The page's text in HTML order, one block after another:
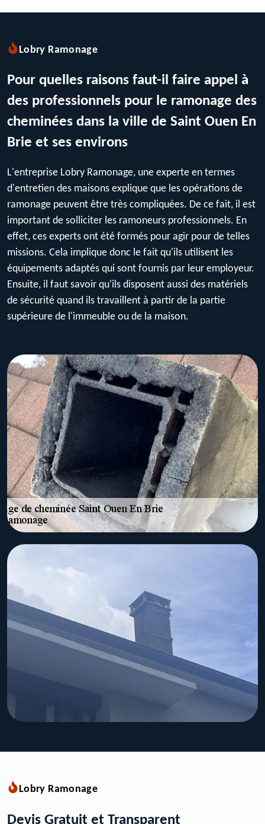
Lobry Ramonage
Pour quelles raisons faut-il faire appel à
des professionnels pour le ramonage des
cheminées dans la ville de Saint Ouen En
Brie et ses environs
L'entreprise Lobry Ramonage, une experte en termes
d'entretien des maisons explique que les opérations de
ramonage peuvent être très compliquées. De ce fait, il est
important de solliciter les ramoneurs professionnels. En
effet, ces experts ont été formés pour agir pour de telles
missions. Cela implique donc le fait qu'ils utilisent les
équipements adaptés qui sont fournis par leur employeur.
Ensuite, il faut savoir qu'ils disposent aussi des matériels
de sécurité quand ils travaillent à partir de la partie
supérieure de l'immeuble ou de la maison.
Lobry Ramonage
Devis Gratuit et Transparent